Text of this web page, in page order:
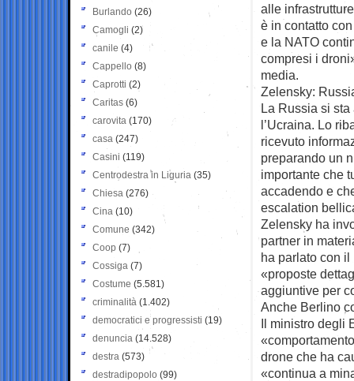
alle
è in contatto
e la NATO
compresi i
media.
Zelensky:
La Russia si
l’Ucraina. Lo
ricevuto
preparando un
importante che
accadendo e
escalation
Zelensky ha
partner in
ha parlato con
«proposte
aggiuntive per
Anche Berlino
Il ministro degli
drone che ha
«continua a
Burlando (26)
Camogli (2)
canile (4)
Cappello (8)
Caprotti (2)
Caritas (6)
carovita (170)
casa (247)
Casini (119)
Centrodestra in Liguria (35)
Chiesa (276)
Cina (10)
Comune (342)
Coop (7)
Cossiga (7)
Costume (5.581)
criminalità (1.402)
democratici e progressisti (19)
denuncia (14.528)
destra (573)
destradipopolo (99)